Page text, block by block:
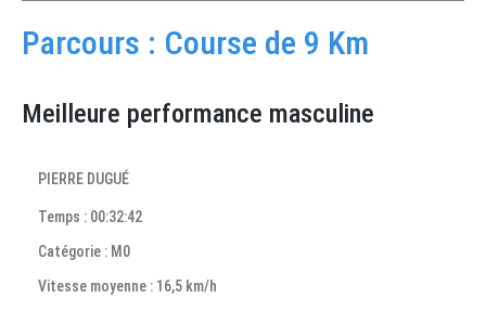
Parcours : Course de 9 Km
Meilleure performance masculine
PIERRE DUGUÉ
Temps : 00:32:42
Catégorie : M0
Vitesse moyenne : 16,5 km/h